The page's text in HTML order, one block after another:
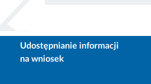
Udostępnianie informacji
na wniosek